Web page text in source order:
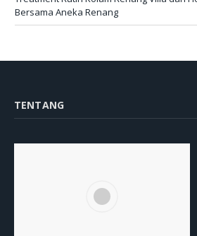
Bersama Aneka Renang
TENTANG